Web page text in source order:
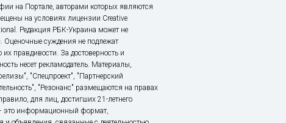
на Портале, авторами которых являются
на условиях лицензии Creative
Редакция РБК-Украина может не
Оценочные суждения не подлежат
правдивости. За достоверность и
несет рекламодатель. Материалы,
"Спецпроект", "Партнерский
"Резонанс" размещаются на правах
для лиц, достигших 21-летнего
это информационный формат,